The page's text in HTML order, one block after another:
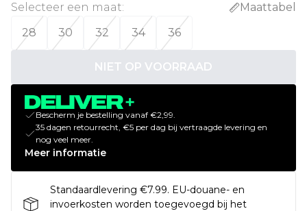
Selecteer een maat:
Maattabel
28
30 32 34 36
NIET OP VOORRAAD
Bescherm je bestelling vanaf €2,99.
35 dagen retourrecht, €5 per dag bij vertraagde levering en
nog veel meer.
Meer informatie
Standaardlevering €7.99. EU-douane- en
invoerkosten worden toegevoegd bij het